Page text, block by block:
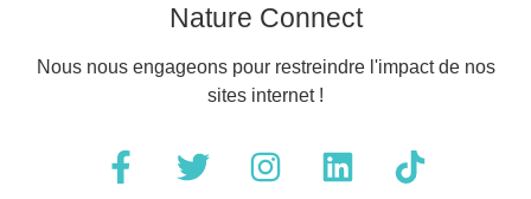
Nature Connect
Nous nous engageons pour restreindre l'impact de nos
sites internet !